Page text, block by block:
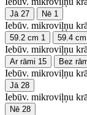
Jā 27 Nē 1
Iebūv. mikroviļņu
59.2 cm 1 59.4 cm
Iebūv. mikroviļņu
Ar rāmi 15 Bez
Iebūv. mikroviļņu
Jā 28
Iebūv. mikroviļņu
Nē 28